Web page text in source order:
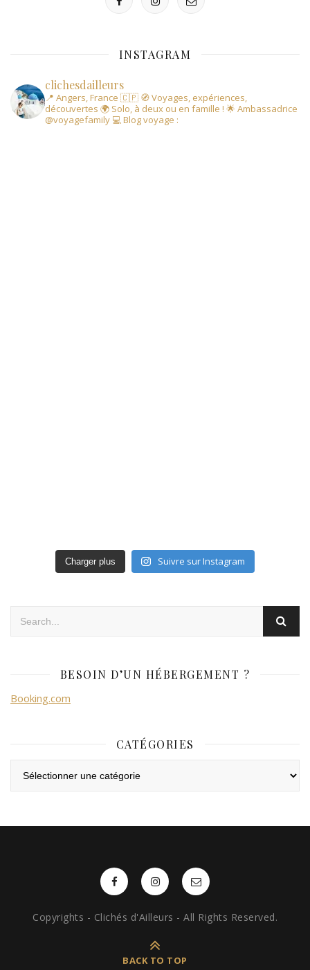
INSTAGRAM
clichesdailleurs
📍 Angers, France 🇨🇵 🧭 Voyages, expériences,
découvertes 🌍 Solo, à deux ou en famille ! 🌟 Ambassadrice
@voyagefamily 💻 Blog voyage :
Charger plus Suivre sur Instagram
BESOIN D’UN HÉBERGEMENT ?
Booking.com
CATÉGORIES
Copyrights - Clichés d'Ailleurs - All Rights Reserved.
BACK TO TOP